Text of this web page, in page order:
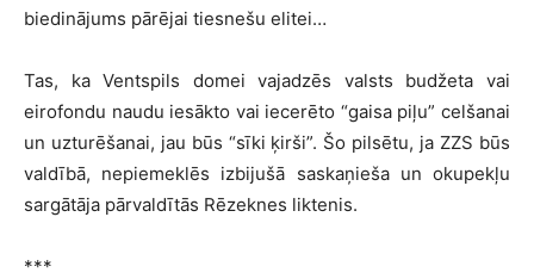
biedinājums pārējai tiesnešu elitei…
Tas, ka Ventspils domei vajadzēs valsts budžeta vai
eirofondu naudu iesākto vai iecerēto “gaisa piļu” celšanai
un uzturēšanai, jau būs “sīki ķirši”. Šo pilsētu, ja ZZS būs
valdībā, nepiemeklēs izbijušā saskaņieša un okupekļu
sargātāja pārvaldītās Rēzeknes liktenis.
***